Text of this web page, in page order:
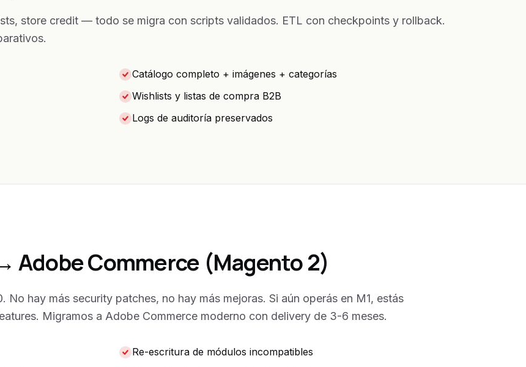
store credit — todo se migra con scripts validados. ETL con checkpoints y rollback.
Catálogo completo + imágenes + categorías
Wishlists y listas de compra B2B
Logs de auditoría preservados
Adobe Commerce (Magento 2)
hay más security patches, no hay más mejoras. Si aún operás en M1, estás
Migramos a Adobe Commerce moderno con delivery de 3-6 meses.
Re-escritura de módulos incompatibles